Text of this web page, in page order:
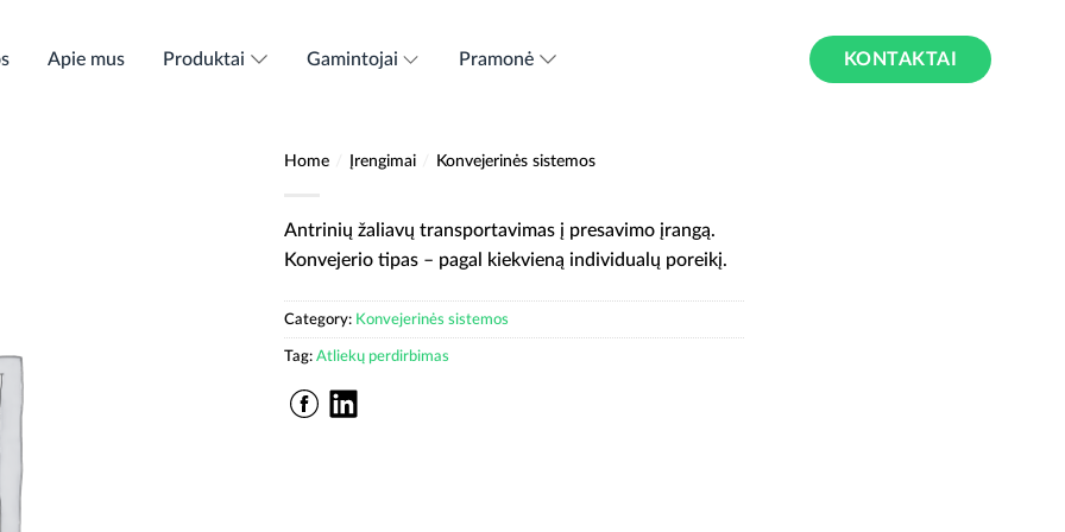
Apie mus Produktai Gamintojai Pramonė KONTAKTAI
Home Įrengimai Konvejerinės sistemos
Antrinių žaliavų transportavimas į presavimo įrangą.
Konvejerio tipas – pagal kiekvieną individualų poreikį.
Category: Konvejerinės sistemos
Tag: Atliekų perdirbimas